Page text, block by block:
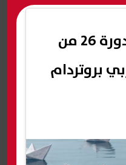
البوستر الرسمي للدورة 26 من
بروتردام